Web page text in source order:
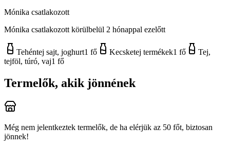
Mónika csatlakozott
Mónika csatlakozott körülbelül 2 hónappal ezelőtt
Tehéntej sajt, joghurt1 fő Kecsketej termékek1 fő
Tej,
tejföl, túró, vaj1 fő
Termelők, akik jönnének
Még nem jelentkeztek termelők, de ha elérjük az 50 főt, biztosan
jönnek!